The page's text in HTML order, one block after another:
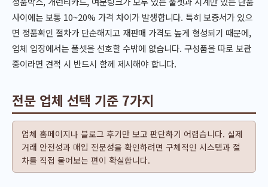
사이에는 보통 10~20% 가격 차이가 발생합니다. 특히 보증서가 있으
면 정품확인 절차가 단순해지고 재판매 가격도 높게 형성되기 때문에,
업체 입장에서는 풀셋을 선호할 수밖에 없습니다. 구성품을 따로 보관
중이라면 견적 시 반드시 함께 제시해야 합니다.
전문 업체 선택 기준 7가지
업체 홈페이지나 블로그 후기만 보고 판단하기 어렵습니다. 실제
거래 안전성과 매입 전문성을 확인하려면 구체적인 시스템과 절
차를 직접 물어보는 편이 확실합니다.